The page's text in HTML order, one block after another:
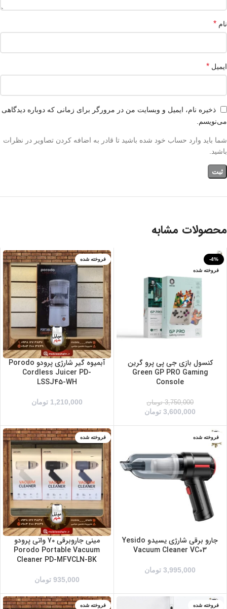
نام *
ایمیل *
ذخیره نام، ایمیل و وبسایت من در مرورگر برای زمانی که دوباره دیدگاهی
می‌نویسم.
شما باید وارد حساب خود شده باشید تا قادر به اضافه کردن تصاویر در نظرات
باشید.
محصولات مشابه
-4%
فروخته شده
کنسول بازی جی پی پرو گرین
Green GP PRO Gaming
Console
3,750,000 تومان
3,600,000 تومان
فروخته شده
آبمیوه گیر شارژی پرودو Porodo
Cordless Juicer PD-
LSSJ45-WH
1,210,000 تومان
فروخته شده
جارو برقی شارژی یسیدو Yesido
Vacuum Cleaner VC03
3,995,000 تومان
فروخته شده
آبی
سفید
مشکی
مینی جاروبرقی 70 واتی پرودو
Porodo Portable Vacuum
Cleaner PD-MFVCLN-BK
935,000 تومان
فروخته شده فروخته شده